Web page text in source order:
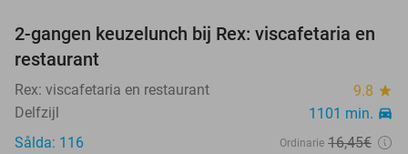
42%
2-gangen keuzelunch bij Rex: viscafetaria en
restaurant
Rex: viscafetaria en restaurant 9.8 star
Delfzijl 1101 min. directions_car
Sålda: 116 Ordinarie 16,45€